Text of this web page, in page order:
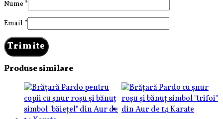
Nume *
Email *
Produse similare